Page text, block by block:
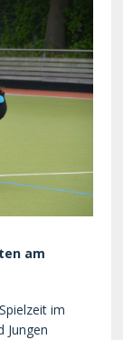
am
im
Jungen